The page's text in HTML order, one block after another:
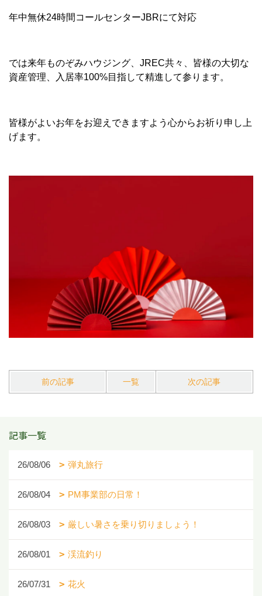
年中無休24時間コールセンターJBRにて対応
では来年ものぞみハウジング、JREC共々、皆様の大切な
資産管理、入居率100%目指して精進して参ります。
皆様がよいお年をお迎えできますよう心からお祈り申し上
げます。
前の記事 一覧 次の記事
記事一覧
26/08/06 弾丸旅行
26/08/04 PM事業部の日常！
26/08/03 厳しい暑さを乗り切りましょう！
26/08/01 渓流釣り
26/07/31 花火